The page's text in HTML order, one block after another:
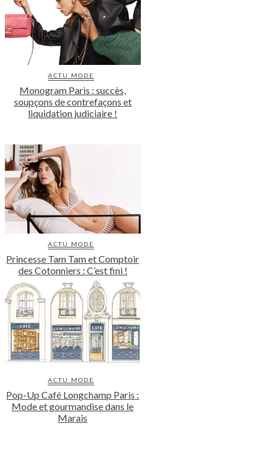
ACTU MODE
Monogram Paris : succès,
soupçons de contrefaçons et
liquidation judiciaire !
ACTU MODE
Princesse Tam Tam et Comptoir
des Cotonniers : C’est fini !
ACTU MODE
Pop-Up Café Longchamp Paris :
Mode et gourmandise dans le
Marais